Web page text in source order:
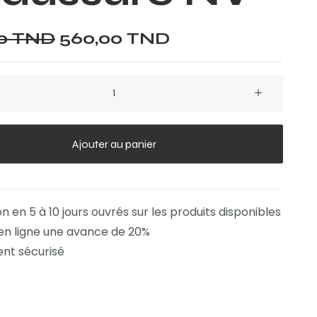
TND Le
560,00 TND
Ajouter au panier
en 5 à 10 jours ouvrés sur les produits disponibles
ligne une avance de 20%
sécurisé